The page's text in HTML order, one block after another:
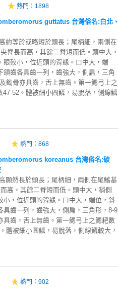
熱門： 1898
guttatus 台灣俗名:白北、
約等於或略短於頭長；尾柄細，兩側在
脊長而高，其餘二脊短而低。頭中大，
眼較小，位近頭的背緣。口中大，端
齒各具齒一列，齒強大，側扁，三角
鋤骨亦具齒，舌上無齒。第一鰓弓上之
47-52。體被細小圓鱗，易脫落，側線鱗
熱門： 868
koreanus 台灣俗名:破
顯然長於頭長；尾柄細，兩側在尾鰭基
高，其餘二脊短而低。頭中大，稍側
小，位近頭的背緣。口中大，端位，斜
具齒一列，齒強大，側扁，三角形，8-9
具齒，舌上無齒。第一鰓弓上之鰓耙數
體被細小圓鱗，易脫落，側線鱗較大，
熱門： 902